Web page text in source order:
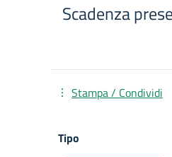
Scadenza
Stampa / Condividi
Tipo